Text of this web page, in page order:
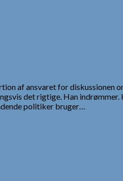
af ansvaret for
det rigtige. Han indrømmer.
politiker bruger…